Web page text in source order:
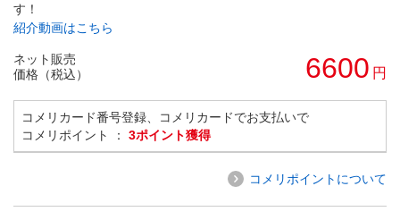
す！
紹介動画はこちら
ネット販売
価格（税込）
6600 円
コメリカード番号登録、コメリカードでお支払いで
コメリポイント ： 3ポイント獲得
コメリポイントについて